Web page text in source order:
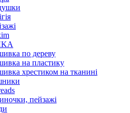
по дереву
на пластику
хрестиком на тканині
пейзажі